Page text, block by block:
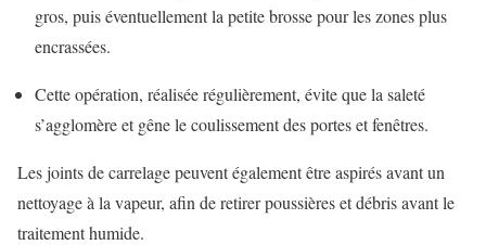
gros, puis éventuellement la petite brosse pour les zones plus
encrassées.
Cette opération, réalisée régulièrement, évite que la saleté
s’agglomère et gêne le coulissement des portes et fenêtres.
Les joints de carrelage peuvent également être aspirés avant un
nettoyage à la vapeur, afin de retirer poussières et débris avant le
traitement humide.